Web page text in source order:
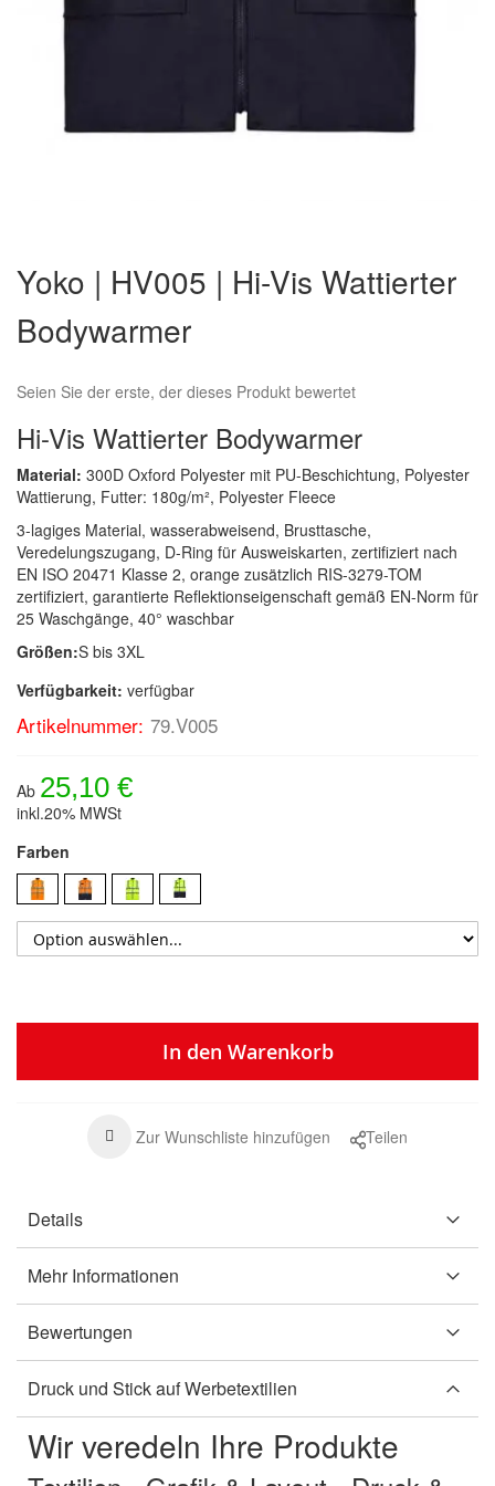
der
Bildergalerie
springen
Yoko | HV005 | Hi-Vis Wattierter
Bodywarmer
Seien Sie der erste, der dieses Produkt bewertet
Hi-Vis Wattierter Bodywarmer
Material: 300D Oxford Polyester mit PU-Beschichtung, Polyester
Wattierung, Futter: 180g/m², Polyester Fleece
3-lagiges Material, wasserabweisend, Brusttasche,
Veredelungszugang, D-Ring für Ausweiskarten, zertifiziert nach
EN ISO 20471 Klasse 2, orange zusätzlich RIS-3279-TOM
zertifiziert, garantierte Reflektionseigenschaft gemäß EN-Norm für
25 Waschgänge, 40° waschbar
Größen:S bis 3XL
Verfügbarkeit: verfügbar
Artikelnummer: 79.V005
Ab 25,10 €
inkl.20% MWSt
Farben
In den Warenkorb
Zur Wunschliste hinzufügen Teilen
Details
Mehr Informationen
Bewertungen
Druck und Stick auf Werbetextilien
Wir veredeln Ihre Produkte